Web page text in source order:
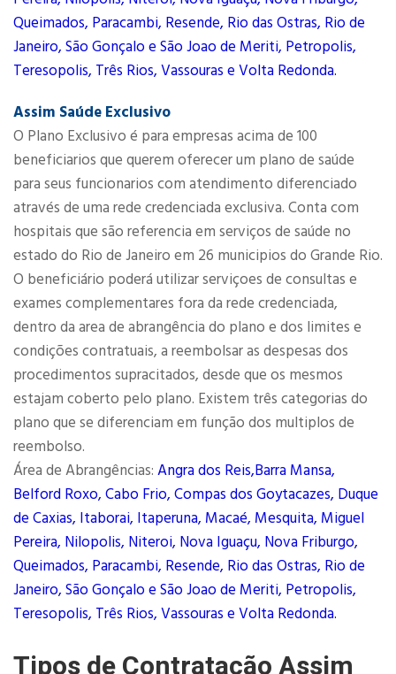
Queimados, Paracambi, Resende, Rio das Ostras, Rio de
Janeiro, São Gonçalo e São Joao de Meriti, Petropolis,
Teresopolis, Três Rios, Vassouras e Volta Redonda.
Assim Saúde Exclusivo
O Plano Exclusivo é para empresas acima de 100
beneficiarios que querem oferecer um plano de saúde
para seus funcionarios com atendimento diferenciado
através de uma rede credenciada exclusiva. Conta com
hospitais que são referencia em serviços de saúde no
estado do Rio de Janeiro em 26 municipios do Grande Rio.
O beneficiário poderá utilizar serviçoes de consultas e
exames complementares fora da rede credenciada,
dentro da area de abrangência do plano e dos limites e
condições contratuais, a reembolsar as despesas dos
procedimentos supracitados, desde que os mesmos
estajam coberto pelo plano. Existem três categorias do
plano que se diferenciam em função dos multiplos de
reembolso.
Área de Abrangências: Angra dos Reis,Barra Mansa,
Belford Roxo, Cabo Frio, Compas dos Goytacazes, Duque
de Caxias, Itaborai, Itaperuna, Macaé, Mesquita, Miguel
Pereira, Nilopolis, Niteroi, Nova Iguaçu, Nova Friburgo,
Queimados, Paracambi, Resende, Rio das Ostras, Rio de
Janeiro, São Gonçalo e São Joao de Meriti, Petropolis,
Teresopolis, Três Rios, Vassouras e Volta Redonda.